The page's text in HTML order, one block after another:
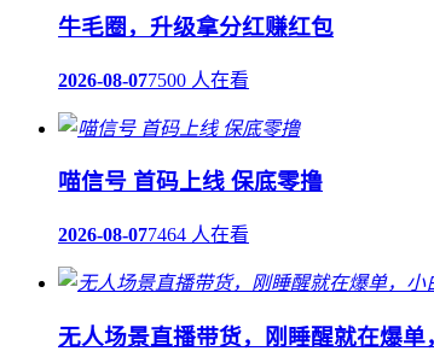
牛毛圈，升级拿分红赚红包
2026-08-077500 人在看
喵信号 首码上线 保底零撸
2026-08-077464 人在看
无人场景直播带货，刚睡醒就在爆单